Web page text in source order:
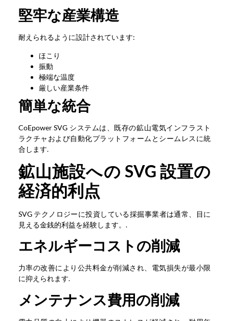
堅牢な産業構造
耐えられるように設計されています:
ほこり
振動
極端な温度
厳しい産業条件
簡単な統合
CoEpower SVG システムは、既存の鉱山電気インフラスト
ラクチャおよび自動化プラットフォームとシームレスに統
合します.
鉱山施設への SVG 設置の
経済的利点
SVG テクノロジーに投資している採掘事業者は通常、目に
見える金銭的利益を経験します。.
エネルギーコストの削減
力率の改善により公共料金が削減され、電気損失が最小限
に抑えられます.
メンテナンス費用の削減